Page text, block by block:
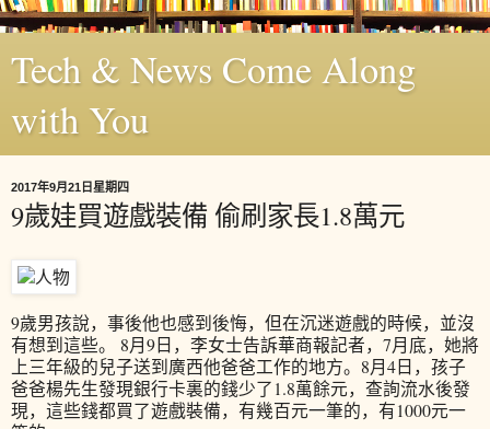
Tech & News Come Along
with You
2017年9月21日星期四
9歲娃買遊戲裝備 偷刷家長1.8萬元
9歲男孩說，事後他也感到後悔，但在沉迷遊戲的時候，並沒
有想到這些。 8月9日，李女士告訴華商報記者，7月底，她將
上三年級的兒子送到廣西他爸爸工作的地方。8月4日，孩子
爸爸楊先生發現銀行卡裏的錢少了1.8萬餘元，查詢流水後發
現，這些錢都買了遊戲裝備，有幾百元一筆的，有1000元一